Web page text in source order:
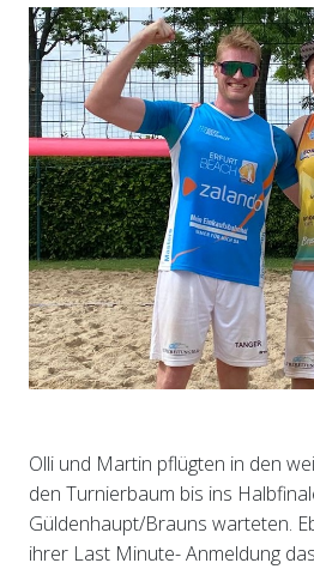
Olli und Martin pflügten in den
den Turnierbaum bis ins
Güldenhaupt/Brauns warteten.
ihrer Last Minute- Anmeldung